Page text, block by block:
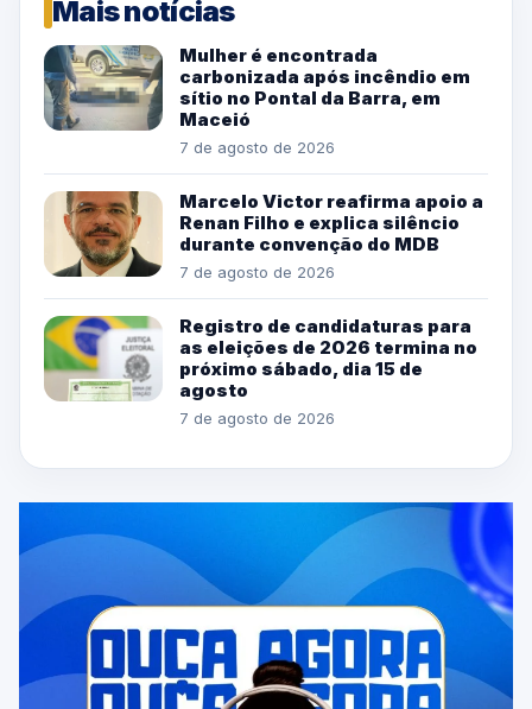
Mais notícias
Mulher é encontrada
carbonizada após incêndio em
sítio no Pontal da Barra, em
Maceió
7 de agosto de 2026
Marcelo Victor reafirma apoio a
Renan Filho e explica silêncio
durante convenção do MDB
7 de agosto de 2026
Registro de candidaturas para
as eleições de 2026 termina no
próximo sábado, dia 15 de
agosto
7 de agosto de 2026